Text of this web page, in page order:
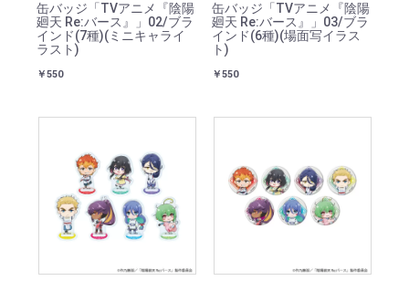
缶バッジ「TVアニメ『陰陽
廻天 Re:バース』」02/ブラ
インド(7種)(ミニキャライ
ラスト)
￥550
缶バッジ「TVアニメ『陰陽
廻天 Re:バース』」03/ブラ
インド(6種)(場面写イラス
ト)
￥550